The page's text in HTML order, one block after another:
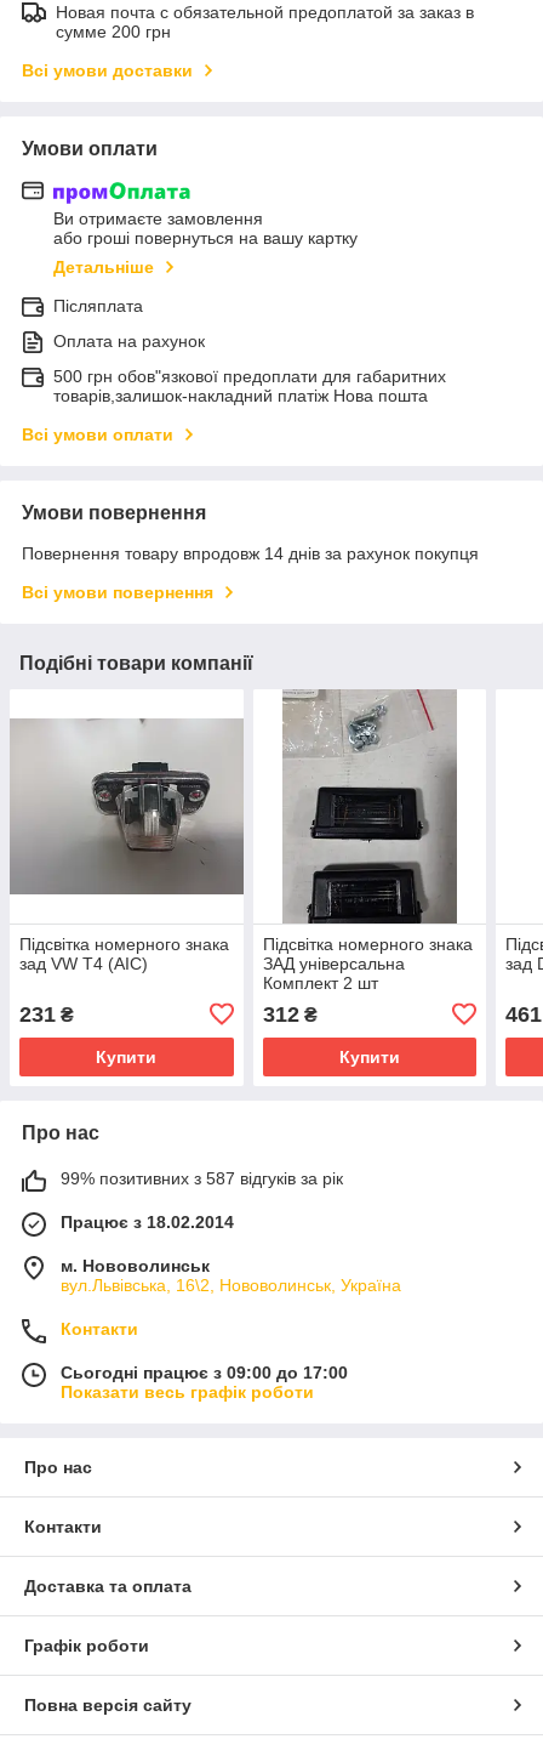
Новая почта с обязательной предоплатой за заказ в
сумме 200 грн
Всі умови доставки
Умови оплати
Ви отримаєте замовлення
або гроші повернуться на вашу картку
Детальніше
Післяплата
Оплата на рахунок
500 грн обов"язкової предоплати для габаритних
товарів,залишок-накладний платіж Нова пошта
Всі умови оплати
Умови повернення
Повернення товару впродовж 14 днів за рахунок покупця
Всі умови повернення
Подібні товари компанії
Підсвітка номерного знака
зад VW T4 (AIC)
231 ₴
Купити
Підсвітка номерного знака
ЗАД універсальна
Комплект 2 шт
312₴
Купити
зад
461
Про нас
99% позитивних з 587 відгуків за рік
Працює з 18.02.2014
м. Нововолинськ
вул.Львівська, 16\2, Нововолинськ, Україна
Контакти
Сьогодні працює з 09:00 до 17:00
Показати весь графік роботи
Про нас
Контакти
Доставка та оплата
Графік роботи
Повна версія сайту